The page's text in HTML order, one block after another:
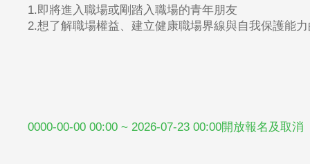
1.即將進入職場或剛踏入職場的青年朋友
2.想了解職場權益、建立健康職場界線與自我保護能
0000-00-00 00:00 ~ 2026-07-23 00:00開放報名及取消